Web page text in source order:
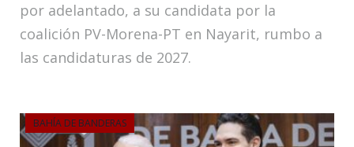
por adelantado, a su candidata por la
coalición PV-Morena-PT en Nayarit, rumbo a
las candidaturas de 2027.
BAHÍA DE BANDERAS